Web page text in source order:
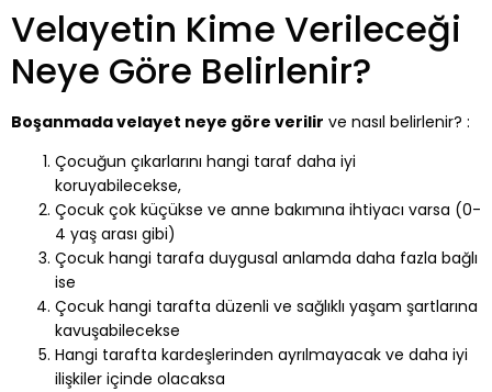
Velayetin Kime Verileceği
Neye Göre Belirlenir?
Boşanmada velayet neye göre verilir ve nasıl belirlenir? :
Çocuğun çıkarlarını hangi taraf daha iyi
koruyabilecekse,
Çocuk çok küçükse ve anne bakımına ihtiyacı varsa (0-
4 yaş arası gibi)
Çocuk hangi tarafa duygusal anlamda daha fazla bağlı
ise
Çocuk hangi tarafta düzenli ve sağlıklı yaşam şartlarına
kavuşabilecekse
Hangi tarafta kardeşlerinden ayrılmayacak ve daha iyi
ilişkiler içinde olacaksa